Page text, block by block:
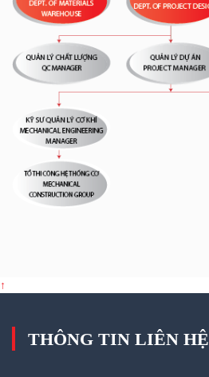
↑
THÔNG TIN LIÊN HỆ